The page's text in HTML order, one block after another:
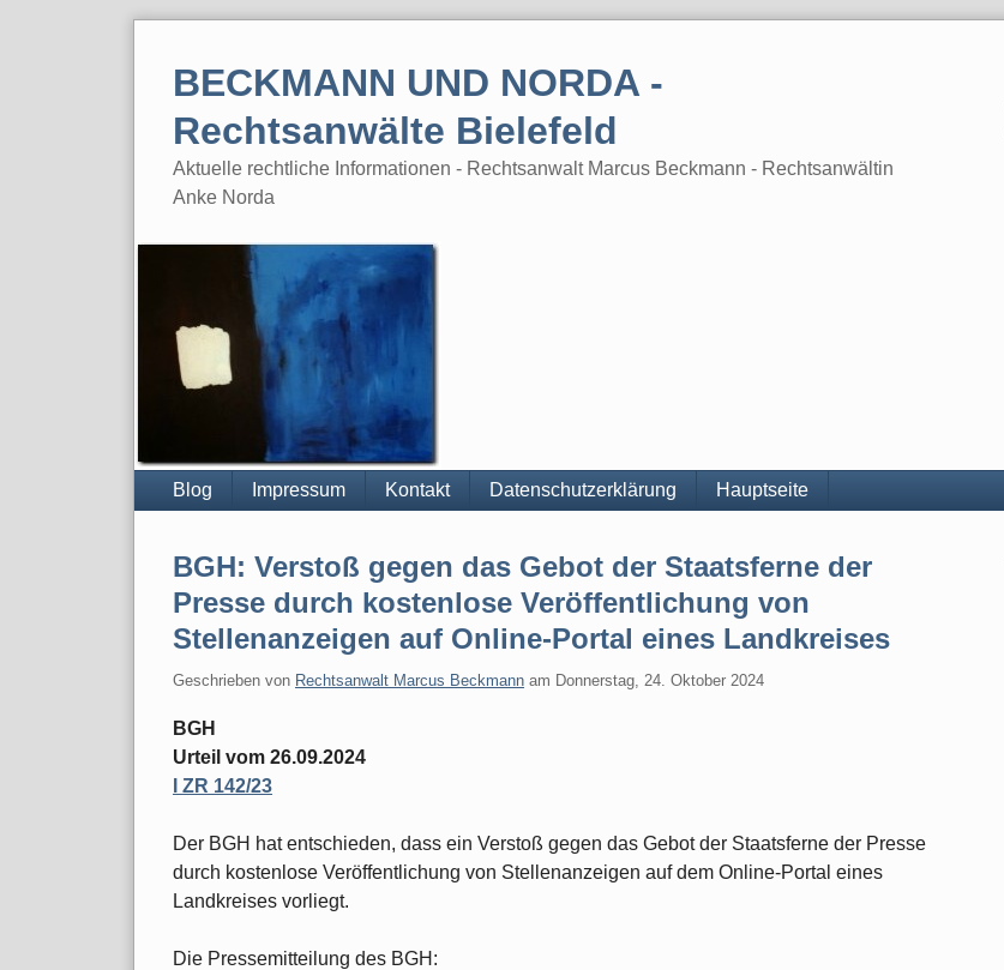
BECKMANN UND NORDA -
Rechtsanwälte Bielefeld
Aktuelle rechtliche Informationen - Rechtsanwalt Marcus Beckmann - Rechtsanwältin
Anke Norda
Blog Impressum Kontakt Datenschutzerklärung Hauptseite
BGH: Verstoß gegen das Gebot der Staatsferne der
Presse durch kostenlose Veröffentlichung von
Stellenanzeigen auf Online-Portal eines Landkreises
Geschrieben von Rechtsanwalt Marcus Beckmann am Donnerstag, 24. Oktober 2024
BGH
Urteil vom 26.09.2024
I ZR 142/23
Der BGH hat entschieden, dass ein Verstoß gegen das Gebot der Staatsferne der Presse
durch kostenlose Veröffentlichung von Stellenanzeigen auf dem Online-Portal eines
Landkreises vorliegt.
Die Pressemitteilung des BGH: